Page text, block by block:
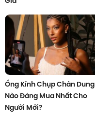
Ống Kính Chụp Chân Dung
Nào Đáng Mua Nhất Cho
Người Mới?